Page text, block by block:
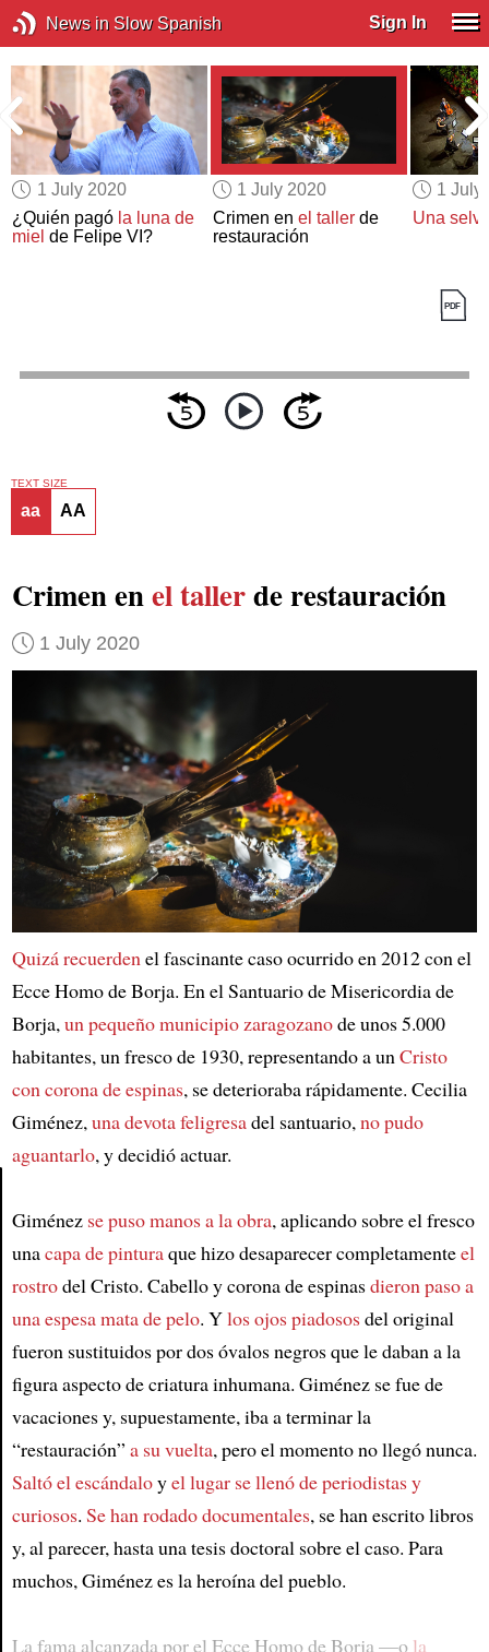
News in Slow Spanish Sign In
1 July 2020
¿Quién pagó la luna de
miel de Felipe VI?
1 July 2020
Crimen en el tallerde
restauración
1 July
Una
Article
TEXT SIZE
aa AA
Crimen enel tallerde restauración
1 July 2020
Quizá recuerdenel fascinante caso ocurrido en 2012 con el
Ecce Homo de Borja. En el Santuario de Misericordia de
Borja,un pequeño municipio zaragozanode unos 5.000
habitantes, un fresco de 1930, representando a unCristo
con corona de espinas, se deterioraba rápidamente. Cecilia
Giménez,una devota feligresadel santuario,no pudo
aguantarlo, y decidió actuar.
Giménez se puso manos a la obra, aplicando sobre el fresco
unacapa de pinturaque hizo desaparecer completamenteel
rostrodel Cristo. Cabello y corona de espinasdieron paso a
una espesa mata de pelo. Ylos ojos piadososdel original
fueron sustituidos por dos óvalos negros que le daban a la
figura aspecto de criatura inhumana. Giménez se fue de
vacaciones y, supuestamente, iba a terminar la
“restauración” a su vuelta, pero el momento no llegó nunca.
Saltó el escándaloyel lugar se llenó de periodistas y
curiosos. Se han rodado documentales, se han escrito libros
y, al parecer, hasta una tesis doctoral sobre el caso. Para
muchos, Giménez es la heroína del pueblo.
La fama alcanzada por el Ecce Homo de Borja —o la